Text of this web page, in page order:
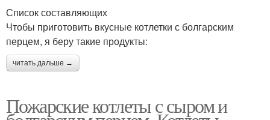
Список составляющих
Чтобы приготовить вкусные котлетки с болгарским
перцем, я беру такие продукты:
читать дальше →
Пожарские котлеты с сыром и